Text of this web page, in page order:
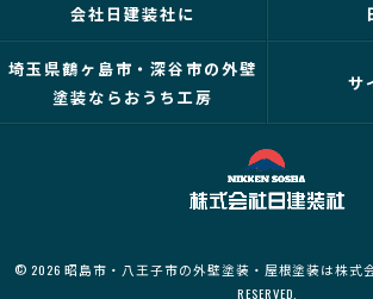
会社日建装社に
埼玉県鶴ヶ島市・深谷市の外壁
塗装ならおうち工房
サ
© 2026 昭島市・八王子市の外壁塗装・屋根塗装は株式会
RESERVED.